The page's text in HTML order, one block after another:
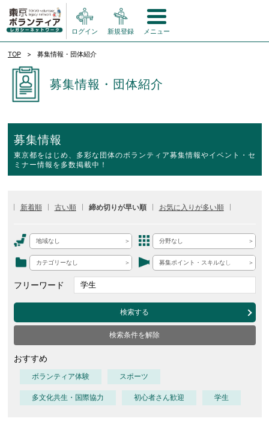
ログイン 新規登録 メニュー
TOP 募集情報・団体紹介
募集情報・団体紹介
募集情報
東京都をはじめ、多彩な団体のボランティア募集情報やイベント・セ
ミナー情報を多数掲載中！
新着順 古い順 締め切りが早い順 お気に入りが多い順
地域なし 分野なし
カテゴリーなし 募集ポイント・スキルなし
フリーワード
検索する
検索条件を解除
おすすめ
ボランティア体験 スポーツ
多文化共生・国際協力 初心者さん歓迎 学生